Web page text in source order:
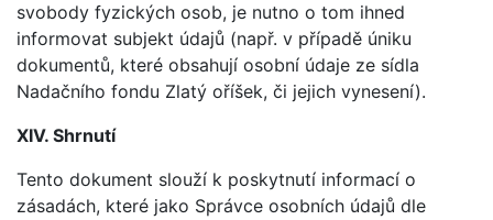
svobody fyzických osob, je nutno o tom ihned
informovat subjekt údajů (např. v případě úniku
dokumentů, které obsahují osobní údaje ze sídla
Nadačního fondu Zlatý oříšek, či jejich vynesení).
XIV. Shrnutí
Tento dokument slouží k poskytnutí informací o
zásadách, které jako Správce osobních údajů dle